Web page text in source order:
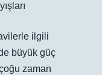
ilgili
büyük güç
zaman